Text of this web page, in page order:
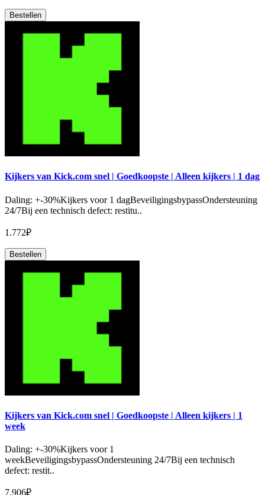
Bestellen
Kijkers van Kick.com snel | Goedkoopste | Alleen kijkers | 1 dag
Daling: +-30%Kijkers voor 1 dagBeveiligingsbypassOndersteuning
24/7Bij een technisch defect: restitu..
1.772₽
Bestellen
Kijkers van Kick.com snel | Goedkoopste | Alleen kijkers | 1
week
Daling: +-30%Kijkers voor 1
weekBeveiligingsbypassOndersteuning 24/7Bij een technisch
defect: restit..
7.906₽